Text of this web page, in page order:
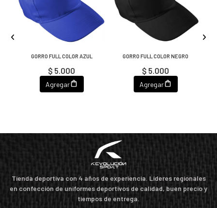
GORRO FULL COLOR AZUL
$ 5.000
Agregar
GORRO FULL COLOR NEGRO
$ 5.000
Agregar
Tienda deportiva con 4 años de experiencia. Líderes regionales
en confección de uniformes deportivos de calidad, buen precio y
tiempos de entrega.